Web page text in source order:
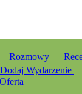
Rozmowy
Dodaj Wydarzenie
Oferta